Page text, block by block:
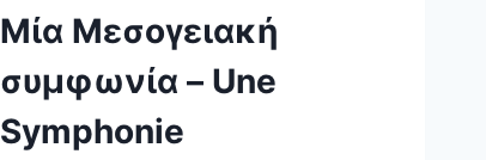
Μία Μεσογειακή
συμφωνία – Une
Symphonie